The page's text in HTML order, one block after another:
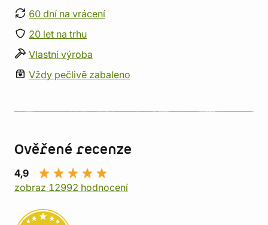
60 dní na vrácení
20 let na trhu
Vlastní výroba
Vždy pečlivě zabaleno
Ověřené recenze
4,9
zobraz 12992 hodnocení